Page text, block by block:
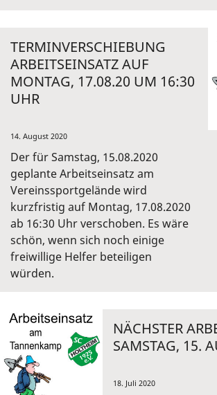
TERMINVERSCHIEBUNG
ARBEITSEINSATZ AUF
MONTAG, 17.08.20 UM 16:30
UHR
14. August 2020
Der für Samstag, 15.08.2020
geplante Arbeitseinsatz am
Vereinssportgelände wird
kurzfristig auf Montag, 17.08.2020
ab 16:30 Uhr verschoben. Es wäre
schön, wenn sich noch einige
freiwillige Helfer beteiligen
würden.
NÄCHSTER
SAMSTAG, 15.
18. Juli 2020